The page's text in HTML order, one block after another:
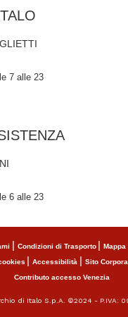
7 alle 23
6 alle 23
Condizioni di Trasporto Mappa
Accessibilità Sito
Contributo accesso Venezia
di Italo S.p.A. ©2024 - P.IVA: